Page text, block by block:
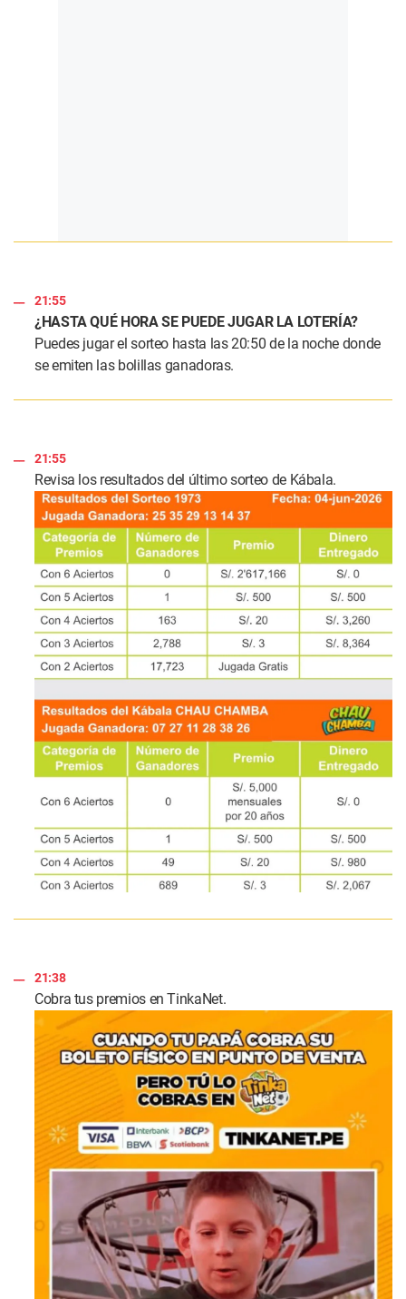
21:55
¿HASTA QUÉ HORA SE PUEDE JUGAR LA LOTERÍA?
Puedes jugar el sorteo hasta las 20:50 de la noche donde
se emiten las bolillas ganadoras.
21:55
Revisa los resultados del último sorteo de Kábala.
21:38
Cobra tus premios en TinkaNet.